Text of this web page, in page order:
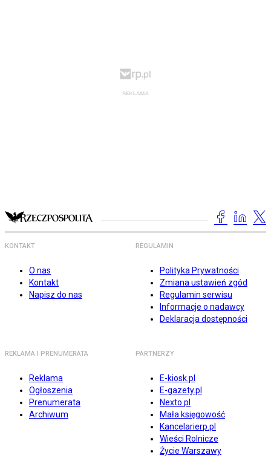
KONTAKT
O nas
Kontakt
Napisz do nas
REGULAMIN
Polityka Prywatności
Zmiana ustawień zgód
Regulamin serwisu
Informacje o nadawcy
Deklaracja dostępności
REKLAMA I PRENUMERATA
Reklama
Ogłoszenia
Prenumerata
Archiwum
PARTNERZY
E-kiosk.pl
E-gazety.pl
Nexto.pl
Mała księgowość
Kancelarierp.pl
Wieści Rolnicze
Życie Warszawy